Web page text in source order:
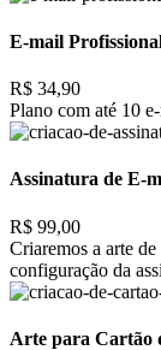
E-mail
R$ 34,90
Plano com até 10
Assinatura de E-
R$ 99,00
Criaremos a arte
configuração da
Arte para Cartão